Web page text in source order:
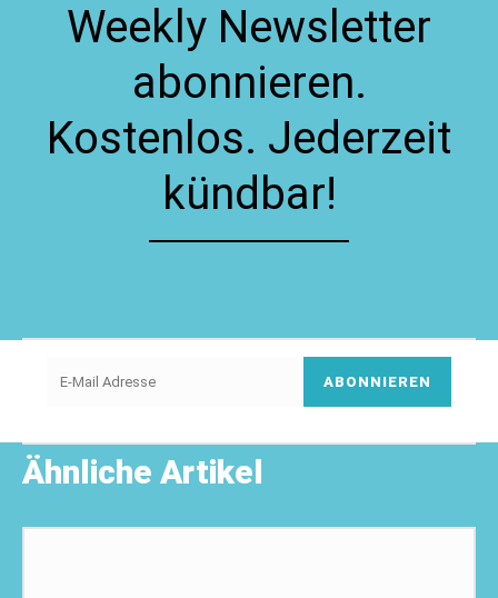
Weekly Newsletter
abonnieren.
Kostenlos. Jederzeit
kündbar!
ABONNIEREN
Ähnliche Artikel